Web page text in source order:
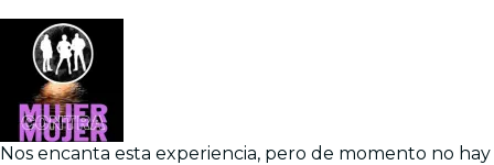
Nos encanta esta experiencia, pero de momento no hay